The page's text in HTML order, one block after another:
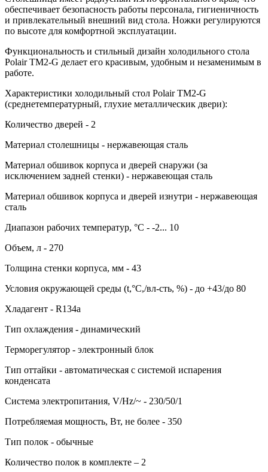
обеспечивает безопасность работы персонала, гигиеничность
и привлекательный внешний вид стола. Ножки регулируются
по высоте для комфортной эксплуатации.
Функциональность и стильный дизайн холодильного стола
Polair TM2-G делает его красивым, удобным и незаменимым в
работе.
Характеристики холодильный стол Polair TM2-G
(среднетемпературный, глухие металлическик двери):
Количество дверей - 2
Материал столешницы - нержавеющая сталь
Материал обшивок корпуса и дверей снаружи (за
исключением задней стенки) - нержавеющая сталь
Материал обшивок корпуса и дверей изнутри - нержавеющая
сталь
Диапазон рабочих температур, °C - -2... 10
Объем, л - 270
Толщина стенки корпуса, мм - 43
Условия окружающей среды (t,°C,/вл-сть, %) - до +43/до 80
Хладагент - R134a
Тип охлаждения - динамический
Терморегулятор - электронный блок
Тип оттайки - автоматическая с системой испарения
конденсата
Система электропитания, V/Hz/~ - 230/50/1
Потребляемая мощность, Вт, не более - 350
Тип полок - обычные
Количество полок в комплекте – 2